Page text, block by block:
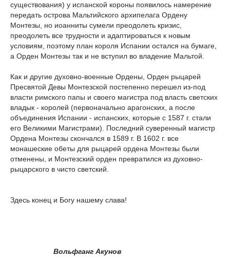
существования) у испанской короны появилось намерение
передать острова Мальтийского архипелага Ордену
Монтезы, но иоанниты сумели преодолеть кризис,
преодолеть все трудности и адаптироваться к новым
условиям, поэтому план короля Испании остался на бумаге,
а Орден Монтезы так и не вступил во владение Мальтой.
Как и другие духовно-военные Ордены, Орден рыцарей
Пресвятой Девы Монтезской постепенно перешел из-под
власти римского папы и своего магистра под власть светских
владык - королей (первоначально арагонских, а после
объединения Испании - испанских, которые с 1587 г. стали
его Великими Магистрами). Последний суверенный магистр
Ордена Монтезы скончался в 1589 г. В 1602 г. все
монашеские обеты для рыцарей ордена Монтезы были
отменены, и Монтезский орден превратился из духовно-
рыцарского в чисто светский.
Здесь конец и Богу нашему слава!
Вольфганг Акунов